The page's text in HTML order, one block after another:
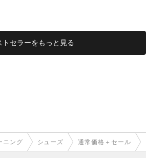
トセラーをもっと見る
ニング シューズ 通常価格＋セール